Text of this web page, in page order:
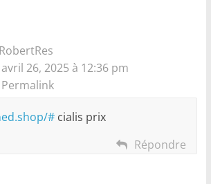
RobertRes
avril 26, 2025 à 12:36 pm
Permalink
#cialis prix
Répondre